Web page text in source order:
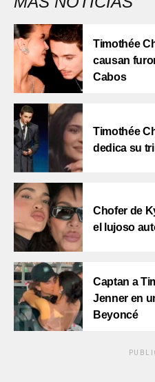
Timothée
causan
Cabos
Timothée
dedica su
Chofer de
el lujoso
Captan a
Jenner en
Beyoncé